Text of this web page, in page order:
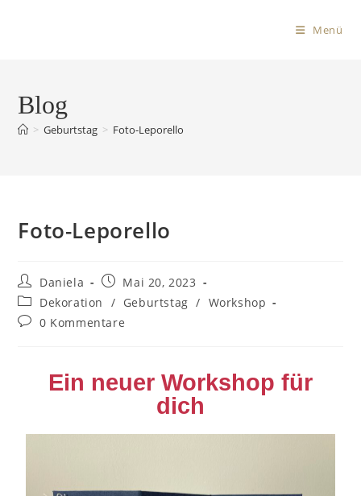
Menü
Blog
> Geburtstag > Foto-Leporello
Foto-Leporello
Daniela
Mai 20, 2023
Dekoration
/ Geburtstag / Workshop
0 Kommentare
Ein neuer Workshop für
dich